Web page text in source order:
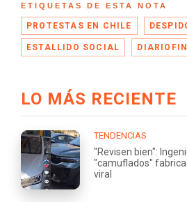
ETIQUETAS DE ESTA NOTA
PROTESTAS EN CHILE
ESTALLIDO SOCIAL
LO MÁS RECIENTE
TENDENCIAS
"Revisen bien":
"camuflados"
viral